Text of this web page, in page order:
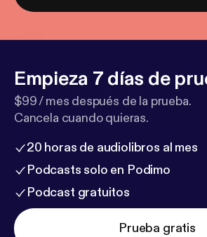
Empieza 7 días de
$99 / mes después de la prueba.
Cancela cuando quieras.
20 horas de audiolibros al mes
Podcasts solo en Podimo
Podcast gratuitos
Prueba gratis